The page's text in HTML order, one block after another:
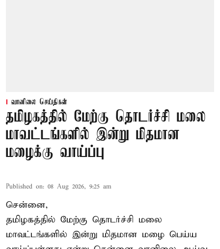
வானிலை செய்திகள்
தமிழகத்தில் மேற்கு தொடர்ச்சி மலை
மாவட்டங்களில் இன்று மிதமான
மழைக்கு வாய்ப்பு
Published on: 08 Aug 2026, 9:25 am
சென்னை,
தமிழகத்தில் மேற்கு தொடர்ச்சி மலை
மாவட்டங்களில் இன்று மிதமான மழை பெய்ய